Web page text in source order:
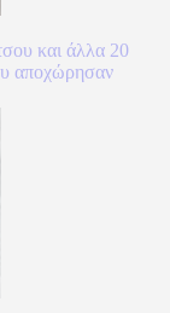
και άλλα 20
αποχώρησαν